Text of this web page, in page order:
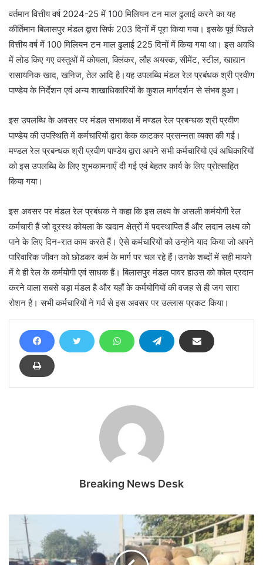
वर्तमान वित्तीय वर्ष 2024-25 में 100 मिलियन टन माल ढुलाई करने का यह
कीर्तिमान बिलासपुर मंडल द्वारा सिर्फ 203 दिनों में पूरा किया गया। इसके पूर्व पिछले
वित्तीय वर्ष में 100 मिलियन टन माल ढुलाई 225 दिनों में किया गया था। इस अवधि
में लोड किए गए वस्तुओं में कोयला, क्लिंकर, लौह अयस्क, सीमेंट, स्टील, खाद्यान
रासायनिक खाद, खनिज, तेल आदि है।यह उपलब्धि मंडल रेल प्रबंधक श्री प्रवीण
पाण्डेय के निर्देशन एवं अन्य शाखाधिकारियों के कुशल मार्गदर्शन से संभव हुआ।
इस उपलब्धि के अवसर पर मंडल सभाकक्ष में मण्डल रेल प्रबन्धक श्री प्रवीण
पाण्डेय की उपस्थिति में कर्मचारियों द्वारा केक काटकर प्रसन्नता व्यक्त की गई।
मण्डल रेल प्रबन्धक श्री प्रवीण पाण्डेय द्वारा अपने सभी कर्मचारियो एवं अधिकारियों
को इस उपलब्धि के लिए शुभकामनाएँ दी गई एवं बेहतर कार्य के लिए प्रोत्साहित
किया गया।
इस अवसर पर मंडल रेल प्रबंधक ने कहा कि इस लक्ष्य के असली कर्मयोगी रेल
कर्मचारी हैं जो दूरस्थ कोयला के खदान क्षेत्रों में पदस्थापित हैं और लदान लक्ष्य को
पाने के लिए दिन-रात काम करते हैं। ऐसे कर्मचारियों को उन्होने याद किया जो अपने
पारिवारिक जीवन को छोडकर कर्म के मार्ग पर चल रहे हैं।उनके शब्दों में सही मायने
में वे ही रेल के कर्मयोगी एवं साधक हैं। बिलासपुर मंडल पावर हाउस को कोल प्रदान
करने वाला सबसे बड़ा मंडल है और यहाँ के कर्मयोगियों की वजह से ही जग सारा
रोशन है। सभी कर्मचारियों ने गर्व से इस अवसर पर उल्लास प्रकट किया।
Breaking News Desk